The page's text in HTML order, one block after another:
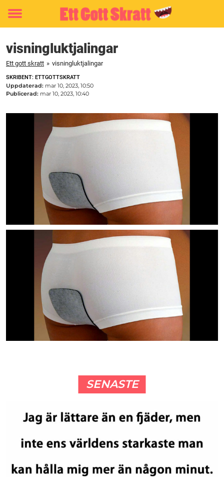
Toggle
visningluktjalingar
Ett gott skratt » visningluktjalingar
SKRIBENT: ETTGOTTSKRATT
Uppdaterad: mar 10, 2023, 10:50
Publicerad: mar 10, 2023, 10:40
SENASTE